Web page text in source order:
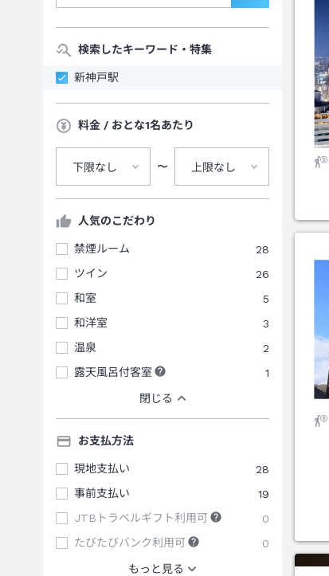
検索したキーワード・特集
新神戸駅
料金 / おとな1名あたり
下限なし 〜 上限なし
人気のこだわり
禁煙ルーム
28
ツイン
26
和室
5
和洋室
3
温泉
2
露天風呂付客室
1
閉じる
お支払方法
現地支払い
28
事前支払い
19
JTBトラベルギフト利用可
0
たびたびバンク利用可
0
もっと見る